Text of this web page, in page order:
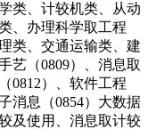
类、计较机类、从动
、办理科学取工程
类、交通运输类、建
艺（0809）、消息取
0812）、软件工程
消息（0854）大数据
及使用、消息取计较